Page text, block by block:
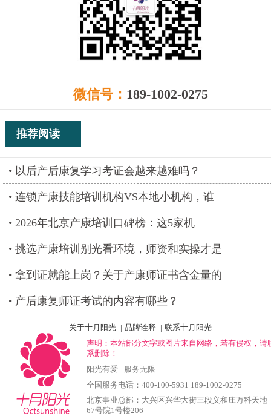
微信号： 189-1002-0275
推荐阅读
以后产后康复学习考证会越来越难吗？
连锁产康技能培训机构VS本地小机构，谁
2026年北京产康培训口碑榜：这5家机
挑选产康培训别光看环境，师资和实操才是
拿到证就能上岗？关于产康师证书含金量的
产后康复师证考试的内容有哪些？
关于十月阳光 | 品牌诠释 | 联系十月阳光
声明：本站部分文字或图片来自网络，若有侵权，请
系删除！
阳光有爱 · 服务无限
全国服务电话：400-100-5931 189-1002-0275
北京事业总部：大兴区兴华大街三段义和庄万科天地
67号院1号楼206